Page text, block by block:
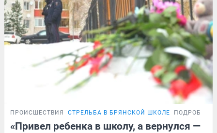
ПРОИСШЕСТВИЯ СТРЕЛЬБА В БРЯНСКОЙ ШКОЛЕ
«Привел ребенка в школу, а вернулся —